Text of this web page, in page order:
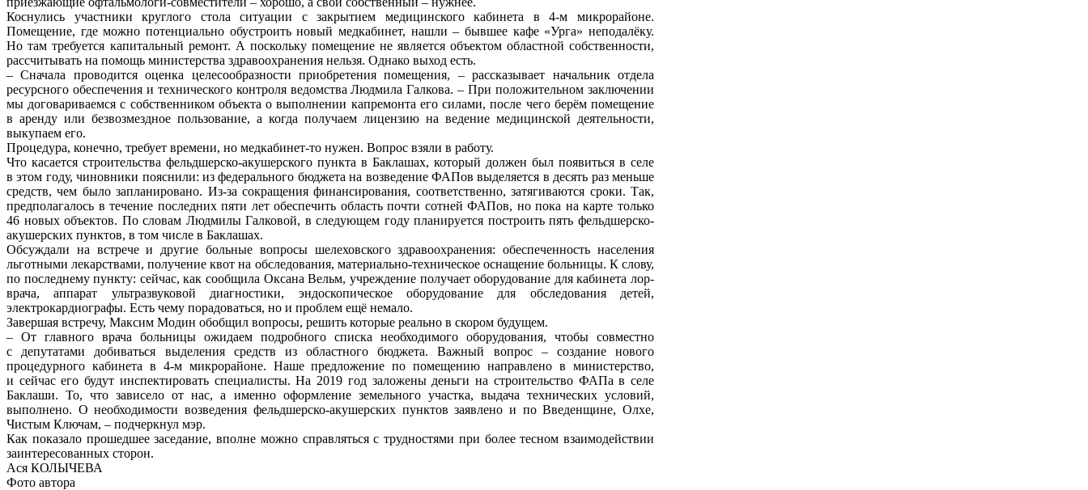
Коснулись участники круглого стола ситуации с закрытием медицинского кабинета в 4-м микрорайоне.
Помещение, где можно потенциально обустроить новый медкабинет, нашли – бывшее кафе «Урга» неподалёку.
Но там требуется капитальный ремонт. А поскольку помещение не является объектом областной собственности,
рассчитывать на помощь министерства здравоохранения нельзя. Однако выход есть.
– Сначала проводится оценка целесообразности приобретения помещения, – рассказывает начальник отдела
ресурсного обеспечения и технического контроля ведомства Людмила Галкова. – При положительном заключении
мы договариваемся с собственником объекта о выполнении капремонта его силами, после чего берём помещение
в аренду или безвозмездное пользование, а когда получаем лицензию на ведение медицинской деятельности,
выкупаем его.
Процедура, конечно, требует времени, но медкабинет-то нужен. Вопрос взяли в работу.
Что касается строительства фельдшерско-акушерского пункта в Баклашах, который должен был появиться в селе
в этом году, чиновники пояснили: из федерального бюджета на возведение ФАПов выделяется в десять раз меньше
средств, чем было запланировано. Из-за сокращения финансирования, соответственно, затягиваются сроки. Так,
предполагалось в течение последних пяти лет обеспечить область почти сотней ФАПов, но пока на карте только
46 новых объектов. По словам Людмилы Галковой, в следующем году планируется построить пять фельдшерско-
акушерских пунктов, в том числе в Баклашах.
Обсуждали на встрече и другие больные вопросы шелеховского здравоохранения: обеспеченность населения
льготными лекарствами, получение квот на обследования, материально-техническое оснащение больницы. К слову,
по последнему пункту: сейчас, как сообщила Оксана Вельм, учреждение получает оборудование для кабинета лор-
врача, аппарат ультразвуковой диагностики, эндоскопическое оборудование для обследования детей,
электрокардиографы. Есть чему порадоваться, но и проблем ещё немало.
Завершая встречу, Максим Модин обобщил вопросы, решить которые реально в скором будущем.
– От главного врача больницы ожидаем подробного списка необходимого оборудования, чтобы совместно
с депутатами добиваться выделения средств из областного бюджета. Важный вопрос – создание нового
процедурного кабинета в 4-м микрорайоне. Наше предложение по помещению направлено в министерство,
и сейчас его будут инспектировать специалисты. На 2019 год заложены деньги на строительство ФАПа в селе
Баклаши. То, что зависело от нас, а именно оформление земельного участка, выдача технических условий,
выполнено. О необходимости возведения фельдшерско-акушерских пунктов заявлено и по Введенщине, Олхе,
Чистым Ключам, – подчеркнул мэр.
Как показало прошедшее заседание, вполне можно справляться с трудностями при более тесном взаимодействии
заинтересованных сторон.
Ася КОЛЫЧЕВА
Фото автора